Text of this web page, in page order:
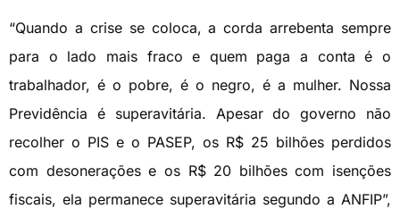
“Quando a crise se coloca, a corda arrebenta sempre
para o lado mais fraco e quem paga a conta é o
trabalhador, é o pobre, é o negro, é a mulher. Nossa
Previdência é superavitária. Apesar do governo não
recolher o PIS e o PASEP, os R$ 25 bilhões perdidos
com desonerações e os R$ 20 bilhões com isenções
fiscais, ela permanece superavitária segundo a ANFIP”,